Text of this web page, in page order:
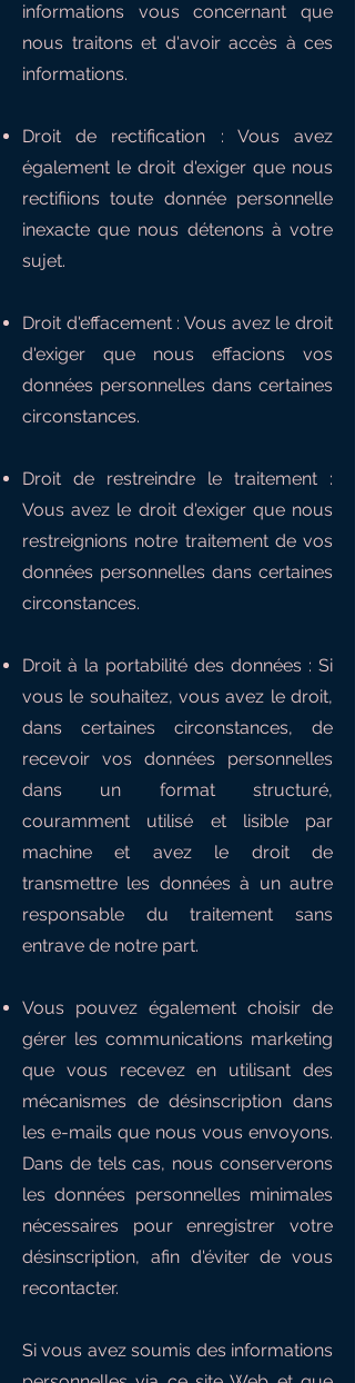
informations vous concernant que
nous traitons et d'avoir accès à ces
informations.
Droit de rectification : Vous avez
également le droit d'exiger que nous
rectifiions toute donnée personnelle
inexacte que nous détenons à votre
sujet.
Droit d'effacement : Vous avez le droit
d'exiger que nous effacions vos
données personnelles dans certaines
circonstances.
Droit de restreindre le traitement :
Vous avez le droit d'exiger que nous
restreignions notre traitement de vos
données personnelles dans certaines
circonstances.
Droit à la portabilité des données : Si
vous le souhaitez, vous avez le droit,
dans certaines circonstances, de
recevoir vos données personnelles
dans un format structuré,
couramment utilisé et lisible par
machine et avez le droit de
transmettre les données à un autre
responsable du traitement sans
entrave de notre part.
Vous pouvez également choisir de
gérer les communications marketing
que vous recevez en utilisant des
mécanismes de désinscription dans
les e-mails que nous vous envoyons.
Dans de tels cas, nous conserverons
les données personnelles minimales
nécessaires pour enregistrer votre
désinscription, afin d'éviter de vous
recontacter.
Si vous avez soumis des informations